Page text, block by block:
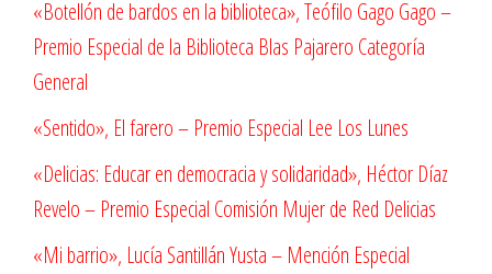
«Botellón de bardos en la biblioteca», Teófilo Gago Gago –
Premio Especial de la Biblioteca Blas Pajarero Categoría
General
«Sentido», El farero – Premio Especial Lee Los Lunes
«Delicias: Educar en democracia y solidaridad», Héctor Díaz
Revelo – Premio Especial Comisión Mujer de Red Delicias
«Mi barrio», Lucía Santillán Yusta – Mención Especial